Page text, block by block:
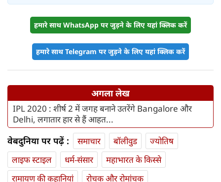
हमारे साथ WhatsApp पर जुड़ने के लिए यहां क्लिक करें
हमारे साथ Telegram पर जुड़ने के लिए यहां क्लिक करें
अगला लेख
IPL 2020 : शीर्ष 2 में जगह बनाने उतरेंगे Bangalore और
Delhi, लगातार हार से हैं आहत...
वेबदुनिया पर पढ़ें : समाचार बॉलीवुड
ज्योतिष
लाइफ स्‍टाइल
धर्म-संसार
महाभारत के किस्से
रामायण की कहानियां
रोचक और रोमांचक